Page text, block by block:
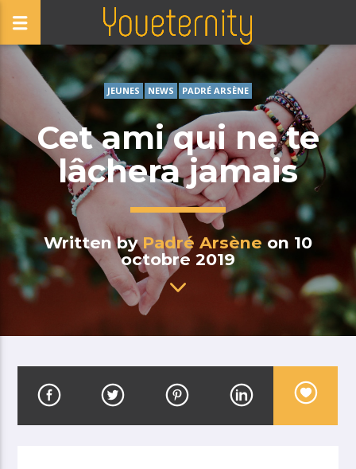
JEUNES NEWS PADRÉ ARSÈNE
Cet ami qui ne te
lâchera jamais
Written byPadré Arsène on 10
octobre 2019